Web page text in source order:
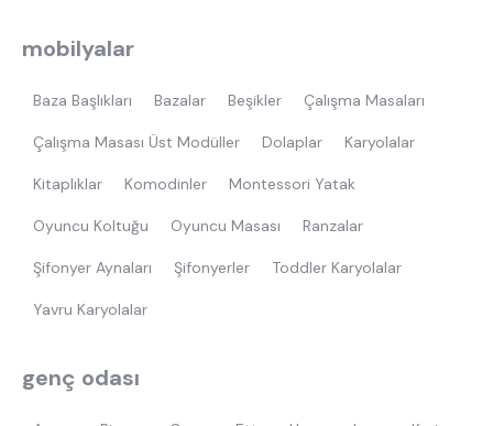
mobilyalar
Baza Başlıkları Bazalar Beşikler Çalışma Masaları
Çalışma Masası Üst Modüller Dolaplar Karyolalar
Kitaplıklar Komodinler Montessori Yatak
Oyuncu Koltuğu Oyuncu Masası Ranzalar
Şifonyer Aynaları Şifonyerler Toddler Karyolalar
Yavru Karyolalar
genç odası